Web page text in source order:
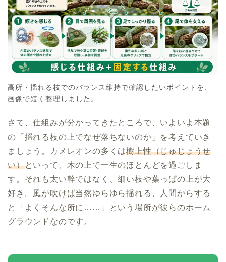
高所・揺れる枝でのバランス維持で確認したいポイントを、
画像で短く整理しました。
さて、仕組みが分かってきたところで、いよいよ本題
の「揺れる枝の上でなぜ落ちないのか」を考えていき
ましょう。カメレオンの多くは樹上性（じゅじょうせ
い）といって、木の上で一生のほとんどを過ごしま
す。それも太い幹ではなく、細い枝や葉っぱの上が大
好き。風が吹けば当然ゆらゆら揺れる、人間からする
と「よくそんな所に……」という場所が彼らのホーム
グラウンドなのです。